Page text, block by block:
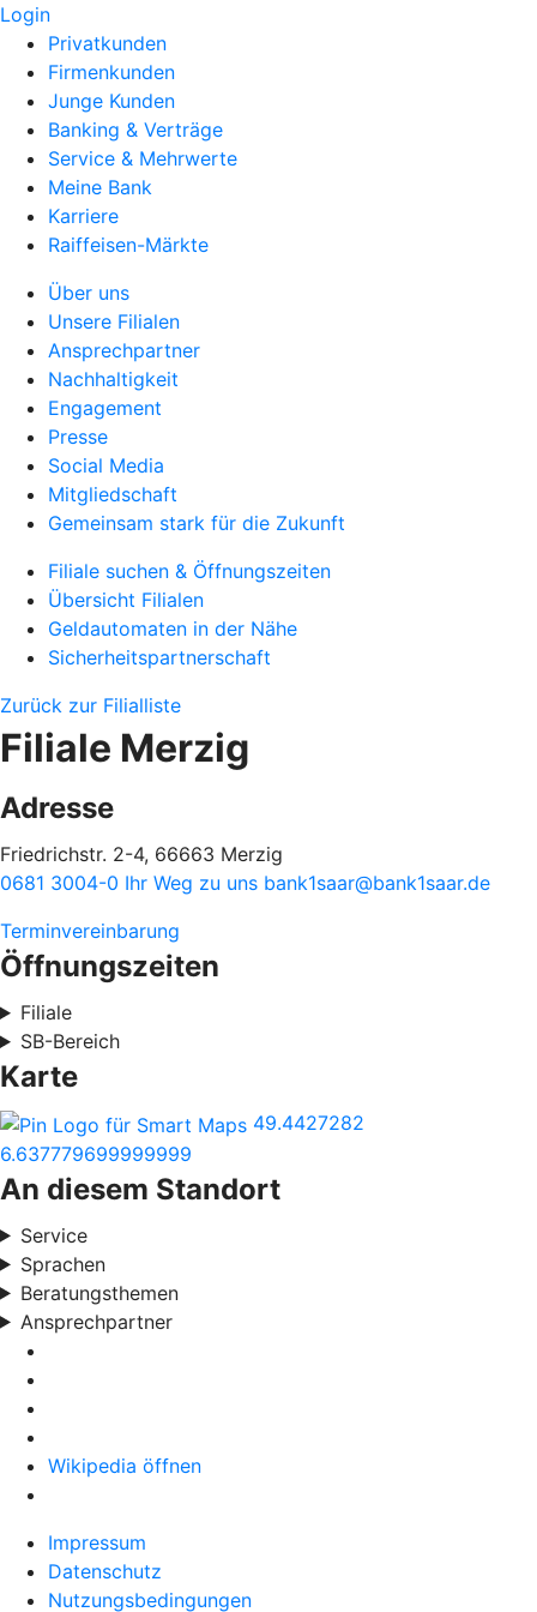
Login
Privatkunden
Firmenkunden
Junge Kunden
Banking & Verträge
Service & Mehrwerte
Meine Bank
Karriere
Raiffeisen-Märkte
Über uns
Unsere Filialen
Ansprechpartner
Nachhaltigkeit
Engagement
Presse
Social Media
Mitgliedschaft
Gemeinsam stark für die Zukunft
Filiale suchen & Öffnungszeiten
Übersicht Filialen
Geldautomaten in der Nähe
Sicherheitspartnerschaft
Zurück zur Filialliste
Filiale Merzig
Adresse
Friedrichstr. 2-4, 66663 Merzig
0681 3004-0 Ihr Weg zu uns bank1saar@bank1saar.de
Terminvereinbarung
Öffnungszeiten
Filiale
SB-Bereich
Karte
49.4427282
6.637779699999999
An diesem Standort
Service
Sprachen
Beratungsthemen
Ansprechpartner
Wikipedia öffnen
Impressum
Datenschutz
Nutzungsbedingungen